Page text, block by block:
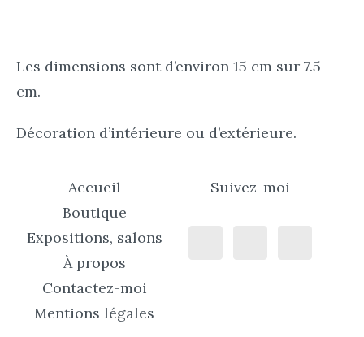
Les dimensions sont d’environ 15 cm sur 7.5
cm.
Décoration d’intérieure ou d’extérieure.
Accueil
Boutique
Expositions, salons
À propos
Contactez-moi
Mentions légales
Suivez-moi